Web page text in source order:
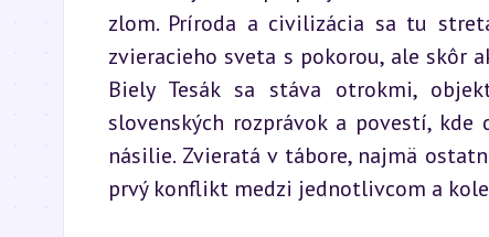
zlom. Príroda a civilizácia sa tu
zvieracieho sveta s pokorou, ale skôr
Biely Tesák sa stáva otrokmi,
slovenských rozprávok a povestí,
násilie. Zvieratá v tábore, najmä
prvý konflikt medzi jednotlivcom a